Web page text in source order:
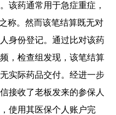
该药通常用于急症重症，
称。然而该笔结算既无对
身份登记。通过比对该药
，检查组发现，该笔结算
实际药品交付。经进一步
接收了老板发来的参保人
使用其医保个人账户完